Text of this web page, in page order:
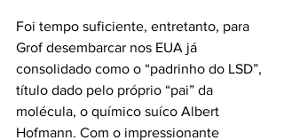
Foi tempo suficiente, entretanto, para
Grof desembarcar nos EUA já
consolidado como o “padrinho do LSD”,
título dado pelo próprio “pai” da
molécula, o químico suíco Albert
Hofmann. Com o impressionante